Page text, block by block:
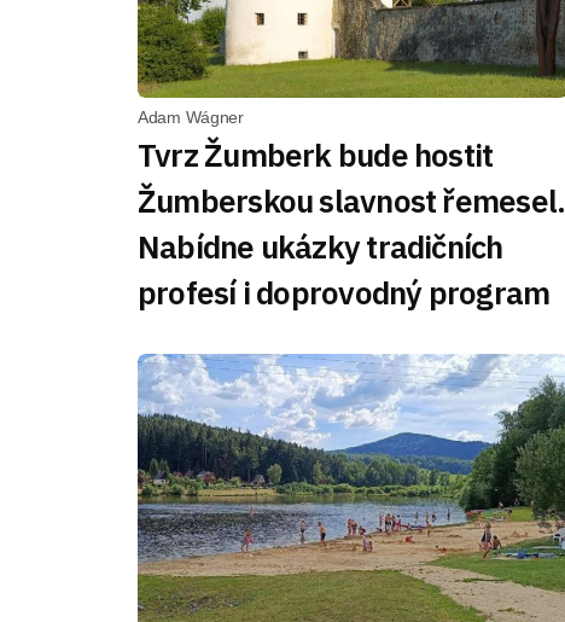
Adam Wágner
Tvrz Žumberk bude hostit
Žumberskou slavnost řemesel.
Nabídne ukázky tradičních
profesí i doprovodný program